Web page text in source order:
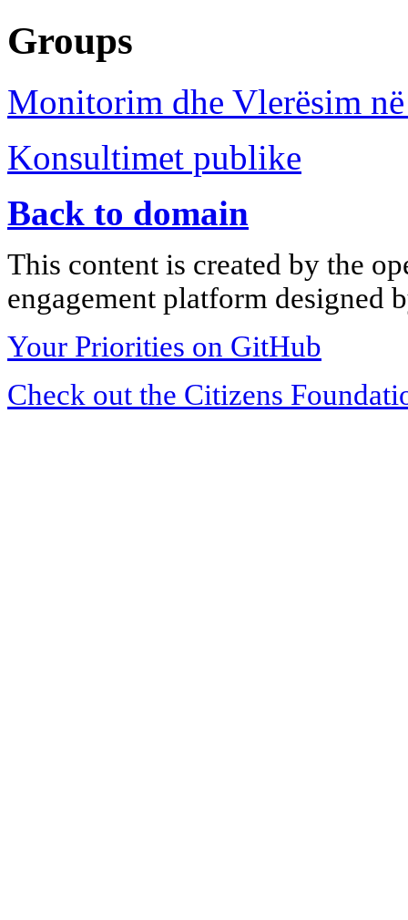
Groups
Monitorim dhe Vlerësim
Konsultimet publike
Back to domain
This content is created by the
engagement platform designed
Your Priorities on GitHub
Check out the Citizens